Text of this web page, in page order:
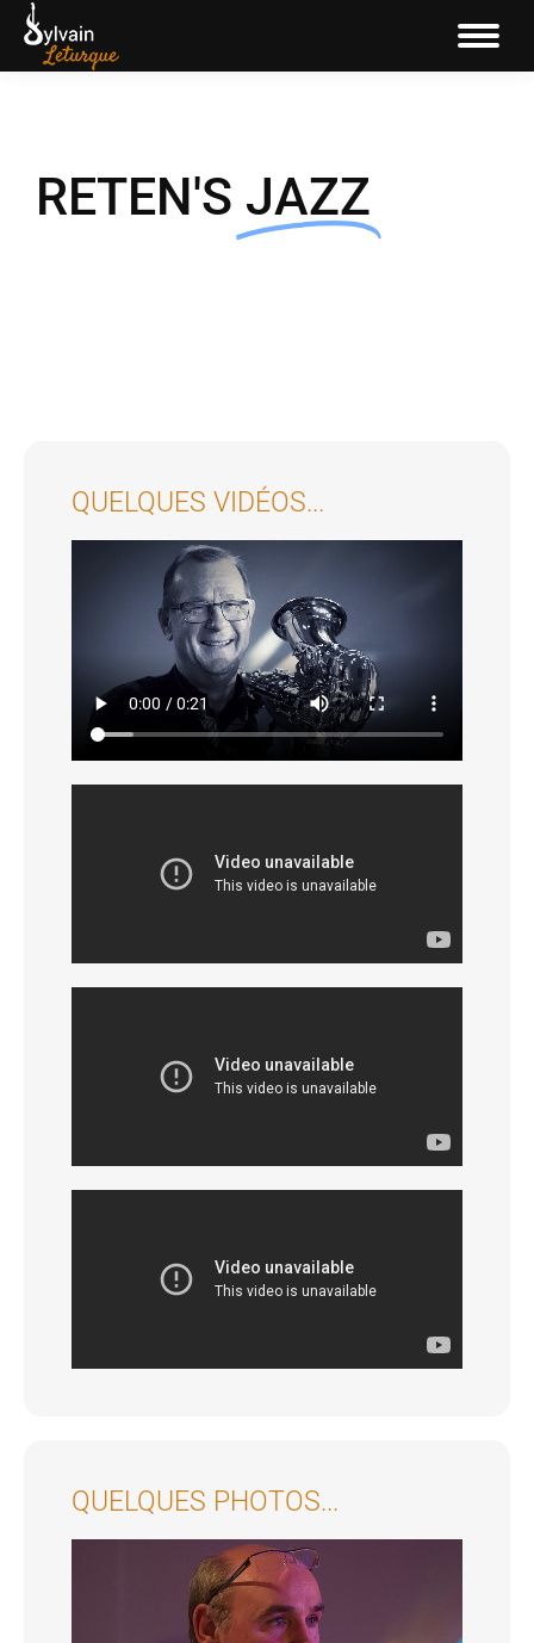
RETEN'S JAZZ
QUELQUES VIDÉOS...
QUELQUES PHOTOS...